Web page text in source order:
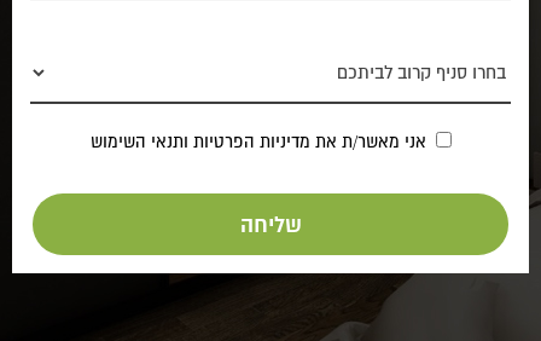
אני מאשר/ת את מדיניות הפרטיות ותנאי השימוש